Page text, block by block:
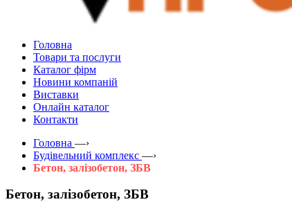
Головна
Товари та послуги
Каталог фірм
Новини компаній
Виставки
Онлайн каталог
Контакти
Головна —›
Будівельний комплекс —›
Бетон, залізобетон, ЗБВ
Бетон, залізобетон, ЗБВ